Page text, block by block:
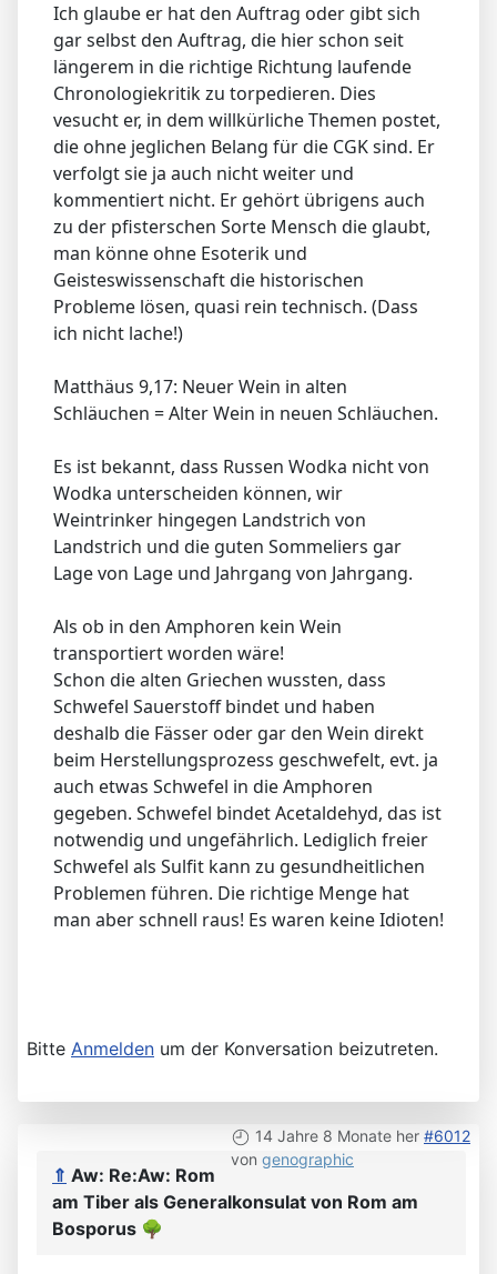
Ich glaube er hat den Auftrag oder gibt sich
gar selbst den Auftrag, die hier schon seit
längerem in die richtige Richtung laufende
Chronologiekritik zu torpedieren. Dies
vesucht er, in dem willkürliche Themen postet,
die ohne jeglichen Belang für die CGK sind. Er
verfolgt sie ja auch nicht weiter und
kommentiert nicht. Er gehört übrigens auch
zu der pfisterschen Sorte Mensch die glaubt,
man könne ohne Esoterik und
Geisteswissenschaft die historischen
Probleme lösen, quasi rein technisch. (Dass
ich nicht lache!)
Matthäus 9,17: Neuer Wein in alten
Schläuchen = Alter Wein in neuen Schläuchen.
Es ist bekannt, dass Russen Wodka nicht von
Wodka unterscheiden können, wir
Weintrinker hingegen Landstrich von
Landstrich und die guten Sommeliers gar
Lage von Lage und Jahrgang von Jahrgang.
Als ob in den Amphoren kein Wein
transportiert worden wäre!
Schon die alten Griechen wussten, dass
Schwefel Sauerstoff bindet und haben
deshalb die Fässer oder gar den Wein direkt
beim Herstellungsprozess geschwefelt, evt. ja
auch etwas Schwefel in die Amphoren
gegeben. Schwefel bindet Acetaldehyd, das ist
notwendig und ungefährlich. Lediglich freier
Schwefel als Sulfit kann zu gesundheitlichen
Problemen führen. Die richtige Menge hat
man aber schnell raus! Es waren keine Idioten!
Bitte Anmelden um der Konversation beizutreten.
14 Jahre 8 Monate her #6012
von genographic
⇑ Aw: Re:Aw: Rom
am Tiber als Generalkonsulat von Rom am
Bosporus 🌳